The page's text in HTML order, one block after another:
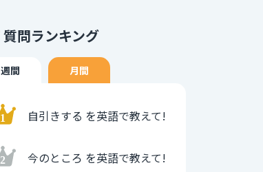
質問ランキング
週間 月間
自引きする を英語で教えて!
今のところ を英語で教えて!